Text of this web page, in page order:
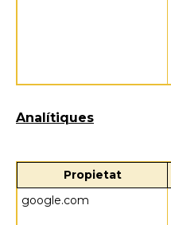
Analítiques
Propietat
google.com